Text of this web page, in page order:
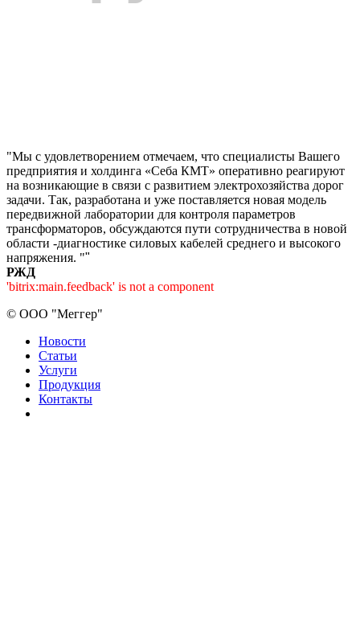
"Мы с удовлетворением отмечаем, что специалисты Вашего
предприятия и холдинга «Себа КМТ» оперативно реагируют
на возникающие в связи с развитием электрохозяйства дорог
задачи. Так, разработана и уже поставляется новая модель
передвижной лаборатории для контроля параметров
трансформаторов, обсуждаются пути сотрудничества в новой
области -диагностике силовых кабелей среднего и высокого
напряжения. ""
РЖД
'bitrix:main.feedback' is not a component
© ООО "Меггер"
Новости
Статьи
Услуги
Продукция
Контакты